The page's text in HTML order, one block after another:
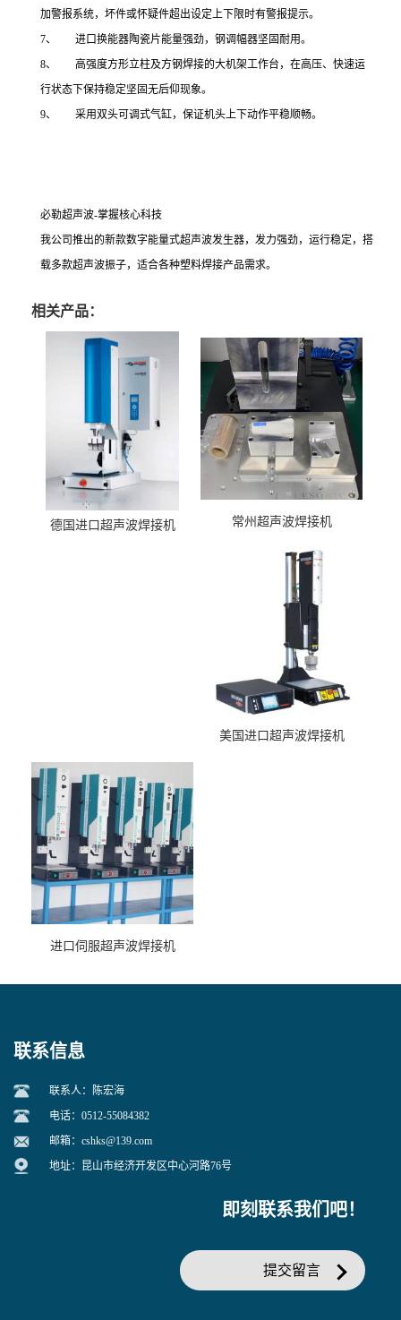
加警报系统，坏件或怀疑件超出设定上下限时有警报提示。
7、 进口换能器陶瓷片能量强劲，钢调幅器坚固耐用。
8、 高强度方形立柱及方钢焊接的大机架工作台，在高压、快速运
行状态下保持稳定坚固无后仰现象。
9、 采用双头可调式气缸，保证机头上下动作平稳顺畅。
必勒超声波-掌握核心科技
我公司推出的新款数字能量式超声波发生器，发力强劲，运行稳定，搭
载多款超声波振子，适合各种塑料焊接产品需求。
相关产品：
德国进口超声波焊接机 常州超声波焊接机
美国进口超声波焊接机
进口伺服超声波焊接机
联系信息
联系人：陈宏海
电话：0512-55084382
邮箱： cshks@139.com
地址：昆山市经济开发区中心河路76号
即刻联系我们吧！
提交留言